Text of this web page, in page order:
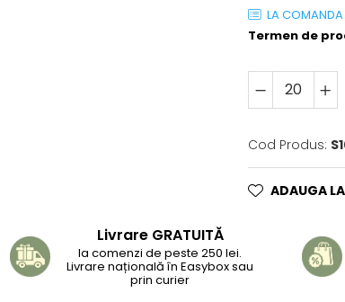
LA COMANDA
Termen de
Cod Produs:
ADAUGA
Livrare GRATUITĂ
la comenzi de peste 250 lei.
Livrare națională în Easybox sau
prin curier